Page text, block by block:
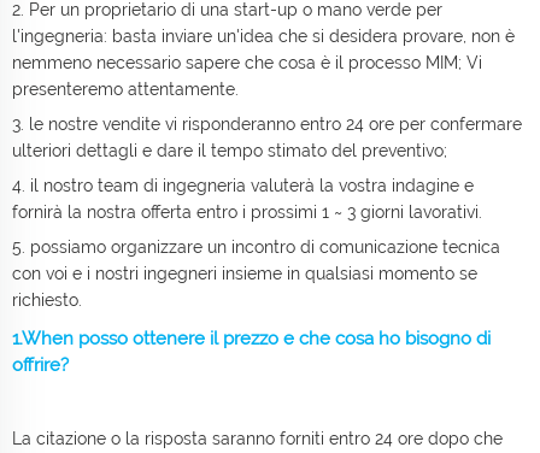
2. Per un proprietario di una start-up o mano verde per
l'ingegneria: basta inviare un'idea che si desidera provare, non è
nemmeno necessario sapere che cosa è il processo MIM; Vi
presenteremo attentamente.
3. le nostre vendite vi risponderanno entro 24 ore per confermare
ulteriori dettagli e dare il tempo stimato del preventivo;
4. il nostro team di ingegneria valuterà la vostra indagine e
fornirà la nostra offerta entro i prossimi 1 ~ 3 giorni lavorativi.
5. possiamo organizzare un incontro di comunicazione tecnica
con voi e i nostri ingegneri insieme in qualsiasi momento se
richiesto.
1.When posso ottenere il prezzo e che cosa ho bisogno di
offrire?
La citazione o la risposta saranno forniti entro 24 ore dopo che